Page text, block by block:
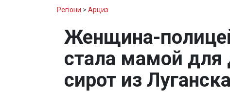
Регіони > Арциз
Женщина-
стала мамой для
сирот из Луганска